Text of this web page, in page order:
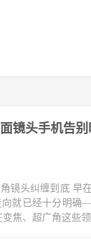
镜头手机告
镜头纠缠到底 早
向就已经十分明
变焦、超广角这些